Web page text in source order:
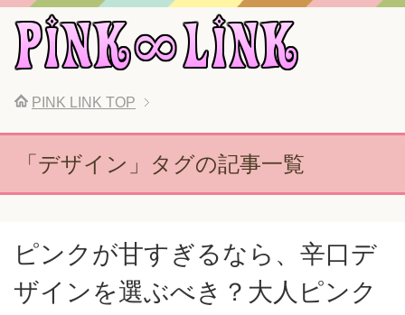
PINK LINK TOP
「デザイン」タグの記事一覧
ピンクが甘すぎるなら、辛口デ
ザインを選ぶべき？大人ピンク